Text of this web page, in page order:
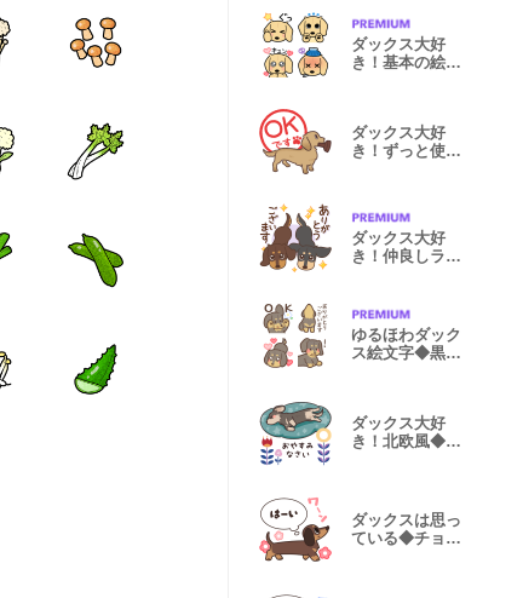
ダックス大好
き！基本の絵文
ダックス大好
き！ずっと使え
ダックス大好
き！仲良しラブ
ゆるほわダック
ス絵文字◆黒タ
ダックス大好
き！北欧風◆黒
ダックスは思っ
ている◆チョコ